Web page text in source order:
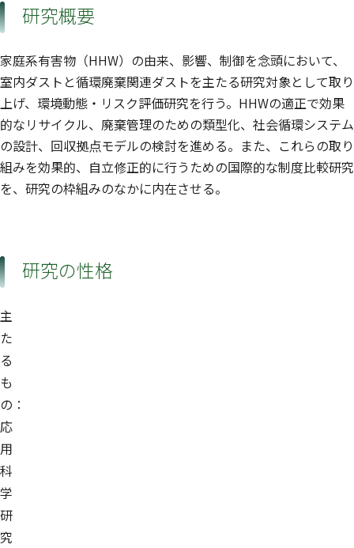
研究概要
家庭系有害物（HHW）の由来、影響、制御を念頭において、
室内ダストと循環廃棄関連ダストを主たる研究対象として取り
上げ、環境動態・リスク評価研究を行う。HHWの適正で効果
的なリサイクル、廃棄管理のための類型化、社会循環システム
の設計、回収拠点モデルの検討を進める。また、これらの取り
組みを効果的、自立修正的に行うための国際的な制度比較研究
を、研究の枠組みのなかに内在させる。
研究の性格
主
た
る
も
の：
応
用
科
学
研
究